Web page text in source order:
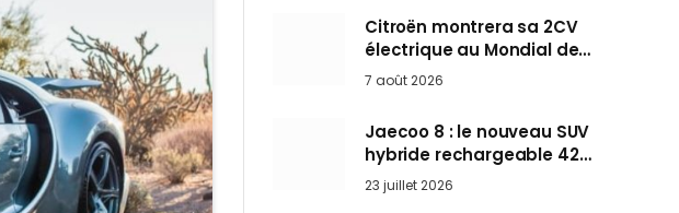
Citroën montrera sa 2CV
électrique au Mondial de
Paris pendant que BMW et
7 août 2026
Jaecoo 8 : le nouveau SUV
hybride rechargeable 428
ch qui vise l’Audi Q7 arrive
en Europe cet automne
23 juillet 2026